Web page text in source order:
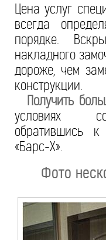
Цена услуг
всегда
порядке.
накладного
дороже, чем
конструкции.
Получить
условиях
обратившись к
«Барс-Х».
Фото